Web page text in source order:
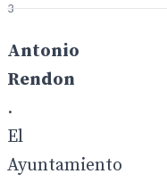
3
Antonio
Rendon
.
El
Ayuntamiento